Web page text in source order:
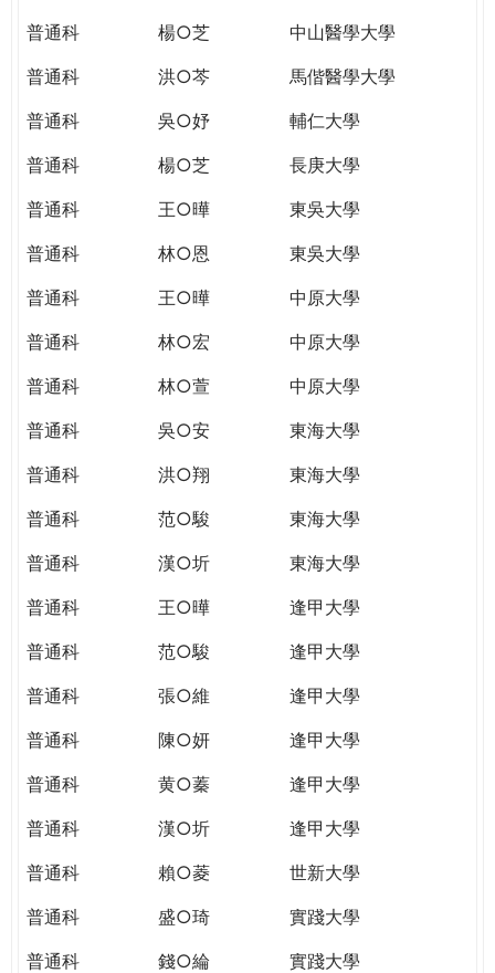
普通科
楊○芝
中山醫學大學
普通科
洪○芩
馬偕醫學大學
普通科
吳○妤
輔仁大學
普通科
楊○芝
長庚大學
普通科
王○曄
東吳大學
普通科
林○恩
東吳大學
普通科
王○曄
中原大學
普通科
林○宏
中原大學
普通科
林○萱
中原大學
普通科
吳○安
東海大學
普通科
洪○翔
東海大學
普通科
范○駿
東海大學
普通科
漢○圻
東海大學
普通科
王○曄
逢甲大學
普通科
范○駿
逢甲大學
普通科
張○維
逢甲大學
普通科
陳○妍
逢甲大學
普通科
黄○蓁
逢甲大學
普通科
漢○圻
逢甲大學
普通科
賴○菱
世新大學
普通科
盛○琦
實踐大學
普通科
錢○綸
實踐大學